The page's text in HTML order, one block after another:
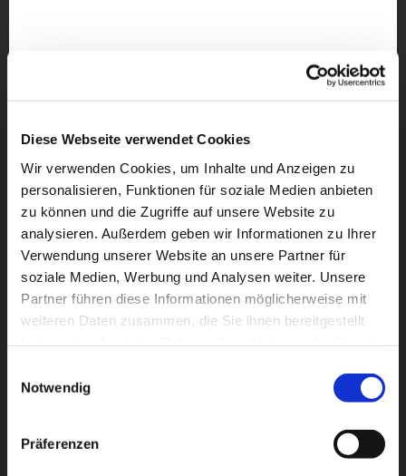
Diese Webseite verwendet Cookies
Wir verwenden Cookies, um Inhalte und Anzeigen zu
personalisieren, Funktionen für soziale Medien anbieten
zu können und die Zugriffe auf unsere Website zu
analysieren. Außerdem geben wir Informationen zu Ihrer
Verwendung unserer Website an unsere Partner für
soziale Medien, Werbung und Analysen weiter. Unsere
Partner führen diese Informationen möglicherweise mit
weiteren Daten zusammen, die Sie ihnen bereitgestellt
Notwendig
Präferenzen
Dies könnte Sie auch